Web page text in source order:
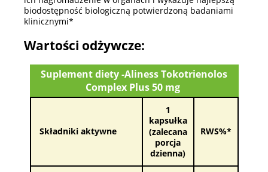
biodostępność biologiczną potwierdzoną badaniami
klinicznymi*
Wartości odżywcze:
Suplement diety -Aliness Tokotrienolos
Complex Plus 50 mg
Składniki aktywne
1
kapsułka
(zalecana
porcja
dzienna)
RWS%*